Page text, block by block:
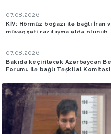
07.08.2026
KİV: Hörmüz boğazı ilə bağlı İran
müvəqqəti razılaşma əldə olunub
07.08.2026
Bakıda keçiriləcək Azərbaycan
Forumu ilə bağlı Təşkilat Komitəsi